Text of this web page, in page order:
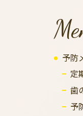
予防
定
歯
予